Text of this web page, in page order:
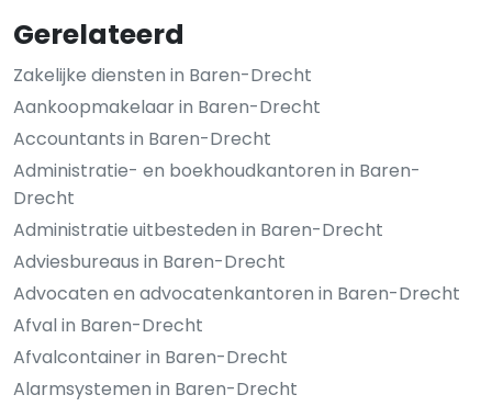
Gerelateerd
Zakelijke diensten in Baren-Drecht
Aankoopmakelaar in Baren-Drecht
Accountants in Baren-Drecht
Administratie- en boekhoudkantoren in Baren-
Drecht
Administratie uitbesteden in Baren-Drecht
Adviesbureaus in Baren-Drecht
Advocaten en advocatenkantoren in Baren-Drecht
Afval in Baren-Drecht
Afvalcontainer in Baren-Drecht
Alarmsystemen in Baren-Drecht